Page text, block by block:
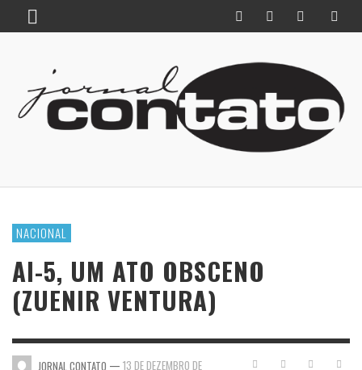
NACIONAL
AI-5, UM ATO OBSCENO
(ZUENIR VENTURA)
JORNAL CONTATO — 13 DE DEZEMBRO DE